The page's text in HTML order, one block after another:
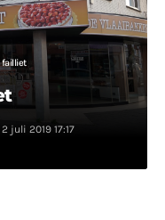
failliet
juli 2019 17:17